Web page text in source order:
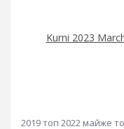
Kurni 2023
2019 топ 2022 майже